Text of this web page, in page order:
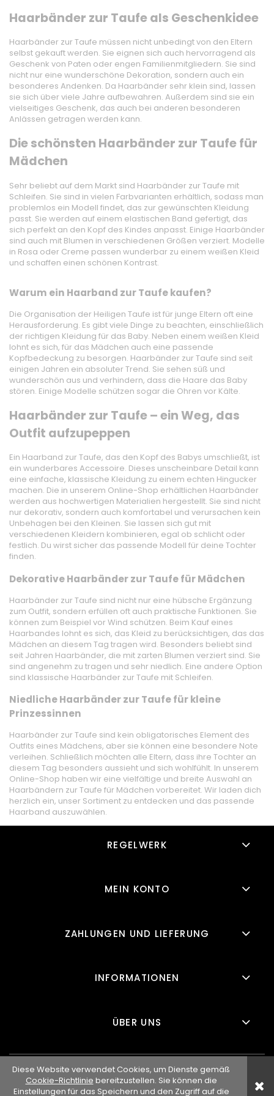
Diese Website verwendet Cookies, um Dienste gemäß
Cookie-Richtlinie bereitzustellen. Sie können die
Einstellungen für das Speichern und den Zugriff auf die
Haarbänder zur Taufe als Geschenkidee
Haarbänder zur Taufe müssen nicht unbedingt von den Eltern
selbst gekauft werden. Sie eignen sich auch hervorragend als
Geschenk von Paten oder engen Familienmitgliedern. Sie sind
nicht nur eine wunderschöne Dekoration, sondern auch ein
besonderes Andenken. Da Haarbänder sehr klein sind, lassen
sie sich über viele Jahre aufbewahren. Außerdem sind sie ein
vielseitiges Geschenk, das auch bei anderen besonderen
Anlässen getragen werden kann.
Die schönsten Haarbänder zur Taufe für
Mädchen
Sehr beliebt auf dem Markt sind Haarbänder zur Taufe mit
Schleifen. Sie sind in vielen Farbvarianten erhältlich, sodass man
problemlos ein Modell findet, das zur gewünschten Kleidung
passt. Sie werden auf einem elastischen Band gefertigt, das
sich perfekt an den Kopf des Kindes anpasst. Einige Haarbänder
sind auch mit Blumen in verschiedenen Größen verziert. Modelle
in Rosa oder Creme passen wunderbar zu einem weißen Kleid
und schaffen einen schönen Kontrast.
Warum ein Haarband zur Taufe kaufen?
Die Organisation der Heiligen Taufe ist für junge Eltern oft eine
Herausforderung. Es gibt viele Dinge zu beachten, einschließlich
der richtigen Kleidung für das Baby. Neben einem weißen Kleid
lohnt es sich, für das Mädchen auch eine passende
Kopfbedeckung zu besorgen. Haarbänder zur Taufe sind seit
einigen Jahren ein absoluter Trend. Sie sehen süß und
wunderschön aus und verhindern, dass die Haare das Baby
stören. Einige Modelle schützen sogar die Ohren vor Kälte.
Haarbänder zur Taufe – ein Weg, das
Outfit aufzupeppen
Ein Haarband zur Taufe, das den Kopf des Babys umschließt, ist
ein wunderbares Accessoire. Dieses unscheinbare Detail kann
eine einfache, klassische Kleidung zu einem echten Hingucker
machen. Die in unserem Online-Shop erhältlichen Haarbänder
werden aus hochwertigen Materialien hergestellt. Sie sind nicht
nur dekorativ, sondern auch komfortabel und verursachen kein
Unbehagen bei den Kleinen. Sie lassen sich gut mit
verschiedenen Kleidern kombinieren, egal ob schlicht oder
festlich. Du wirst sicher das passende Modell für deine Tochter
finden.
Dekorative Haarbänder zur Taufe für Mädchen
Haarbänder zur Taufe sind nicht nur eine hübsche Ergänzung
zum Outfit, sondern erfüllen oft auch praktische Funktionen. Sie
können zum Beispiel vor Wind schützen. Beim Kauf eines
Haarbandes lohnt es sich, das Kleid zu berücksichtigen, das das
Mädchen an diesem Tag tragen wird. Besonders beliebt sind
seit Jahren Haarbänder, die mit zarten Blumen verziert sind. Sie
sind angenehm zu tragen und sehr niedlich. Eine andere Option
sind klassische Haarbänder zur Taufe mit Schleifen.
Niedliche Haarbänder zur Taufe für kleine
Prinzessinnen
Haarbänder zur Taufe sind kein obligatorisches Element des
Outfits eines Mädchens, aber sie können eine besondere Note
verleihen. Schließlich möchten alle Eltern, dass ihre Tochter an
diesem Tag besonders aussieht und sich wohlfühlt. In unserem
Online-Shop haben wir eine vielfältige und breite Auswahl an
Haarbändern zur Taufe für Mädchen vorbereitet. Wir laden dich
herzlich ein, unser Sortiment zu entdecken und das passende
Haarband auszuwählen.
REGELWERK
MEIN KONTO
ZAHLUNGEN UND LIEFERUNG
INFORMATIONEN
ÜBER UNS